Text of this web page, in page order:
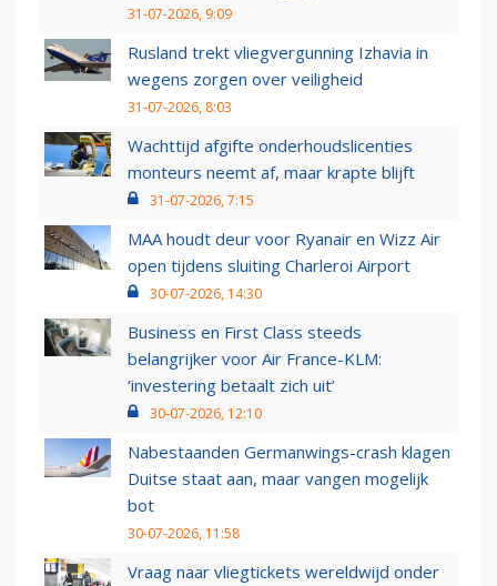
31-07-2026, 9:09
Rusland trekt vliegvergunning Izhavia in
wegens zorgen over veiligheid
31-07-2026, 8:03
Wachttijd afgifte onderhoudslicenties
monteurs neemt af, maar krapte blijft
31-07-2026, 7:15
MAA houdt deur voor Ryanair en Wizz Air
open tijdens sluiting Charleroi Airport
30-07-2026, 14:30
Business en First Class steeds
belangrijker voor Air France-KLM:
‘investering betaalt zich uit’
30-07-2026, 12:10
Nabestaanden Germanwings-crash klagen
Duitse staat aan, maar vangen mogelijk
bot
30-07-2026, 11:58
Vraag naar vliegtickets wereldwijd onder